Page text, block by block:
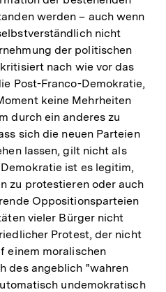
werden – auch wenn
nicht
der politischen
nach wie vor das
Post-Franco-Demokratie,
keine Mehrheiten
durch ein anderes zu
sich die neuen Parteien
lassen, gilt nicht als
ist es legitim,
zu protestieren oder auch
Oppositionsparteien
vieler Bürger nicht
Protest, der nicht
einem moralischen
des angeblich "wahren
undemokratisch